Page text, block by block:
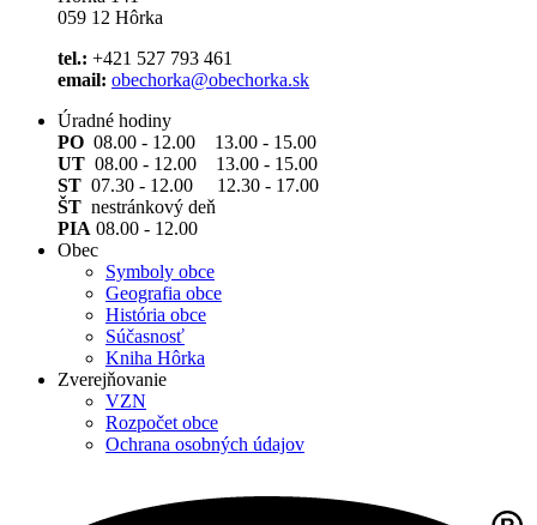
059 12 Hôrka
tel.: +421 527 793 461
email: obechorka@obechorka.sk
Úradné hodiny
PO 08.00 - 12.00 13.00 - 15.00
UT 08.00 - 12.00 13.00 - 15.00
ST 07.30 - 12.00 12.30 - 17.00
ŠT nestránkový deň
PIA 08.00 - 12.00
Obec
Symboly obce
Geografia obce
História obce
Súčasnosť
Kniha Hôrka
Zverejňovanie
VZN
Rozpočet obce
Ochrana osobných údajov